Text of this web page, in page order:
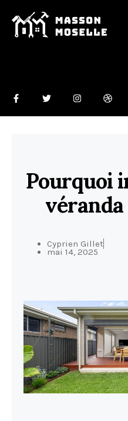
Pourquoi
véranda
Cyprien Gillet
mai 14, 2025